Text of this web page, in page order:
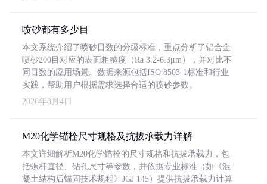
喷砂都有多少目
本文系统介绍了喷砂目数的分级标准，重点分析了铝合金
喷砂200目对应的表面粗糙度（Ra 3.2-6.3μm），并对比不
同目数的应用场景。数据来源包括ISO 8503-1标准和行业
实践，帮助用户根据需求选择合适的喷砂参数。
2026年8月4日
M20化学锚栓尺寸规格及抗拔承载力详解
本文详细解析M20化学锚栓的尺寸规格和抗拔承载力，包
括螺杆直径、钻孔尺寸等参数，并依据专业标准（如《混
凝土结构后锚固技术规程》JGJ 145）提供抗拔承载力计算